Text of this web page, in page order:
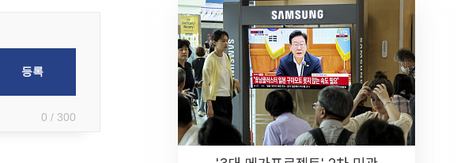
0 / 300